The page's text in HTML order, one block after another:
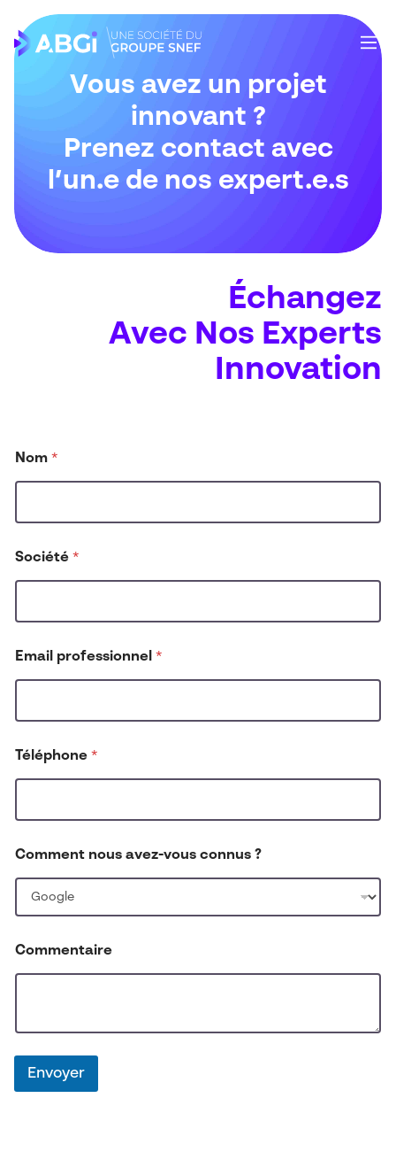
Vous avez un projet
innovant ?
Prenez contact avec
l’un.e de nos expert.e.s
Échangez
Avec Nos Experts
Innovation
o
u
Nom *
Société *
Email professionnel *
Téléphone *
Comment nous avez-vous connus ?
Commentaire
Envoyer